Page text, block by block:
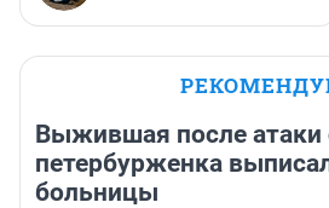
Выжившая после атаки
петербурженка
больницы